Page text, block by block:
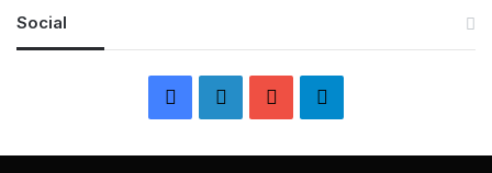
Social